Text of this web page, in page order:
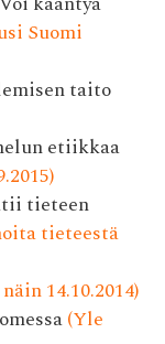
Suomi
taito
etiikkaa
tieteen
tieteestä
14.10.2014)
(Yle